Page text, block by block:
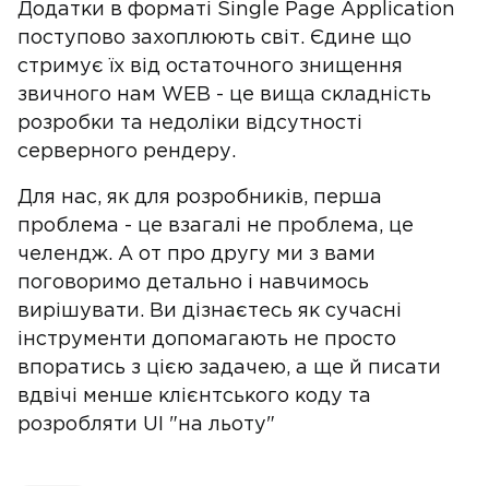
Додатки в форматі Single Page Application
поступово захоплюють світ. Єдине що
стримує їх від остаточного знищення
звичного нам WEB - це вища складність
розробки та недоліки відсутності
серверного рендеру.
Для нас, як для розробників, перша
проблема - це взагалі не проблема, це
челендж. А от про другу ми з вами
поговоримо детально і навчимось
вирішувати. Ви дізнаєтесь як сучасні
інструменти допомагають не просто
впоратись з цією задачею, а ще й писати
вдвічі менше клієнтського коду та
розробляти UI "на льоту"